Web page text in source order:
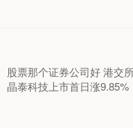
股票那个证券公司好 港交
晶泰科技上市首日涨9.85%